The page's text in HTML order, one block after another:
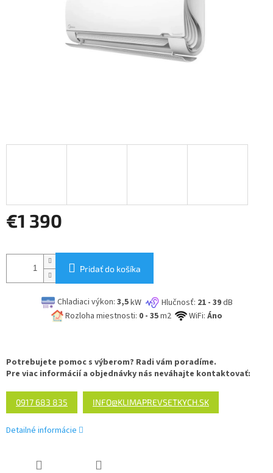
€1 390
cena:
Pridať do košíka
Chladiaci výkon: 3,5kW Hlučnosť: 21 - 39dB
Rozloha miestnosti: 0 - 35m2 WiFi: Áno
Potrebujete pomoc s výberom? Radi vám poradíme.
Pre viac informácií a objednávky nás neváhajte kontaktovať:
0917 683 835 INFO@KLIMAPREVSETKYCH.SK
Detailné informácie